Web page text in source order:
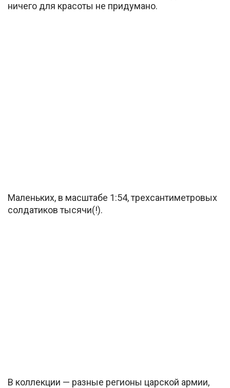
ничего для красоты не придумано.
Маленьких, в масштабе 1:54, трехсантиметровых
солдатиков тысячи(!).
В коллекции — разные регионы царской армии,